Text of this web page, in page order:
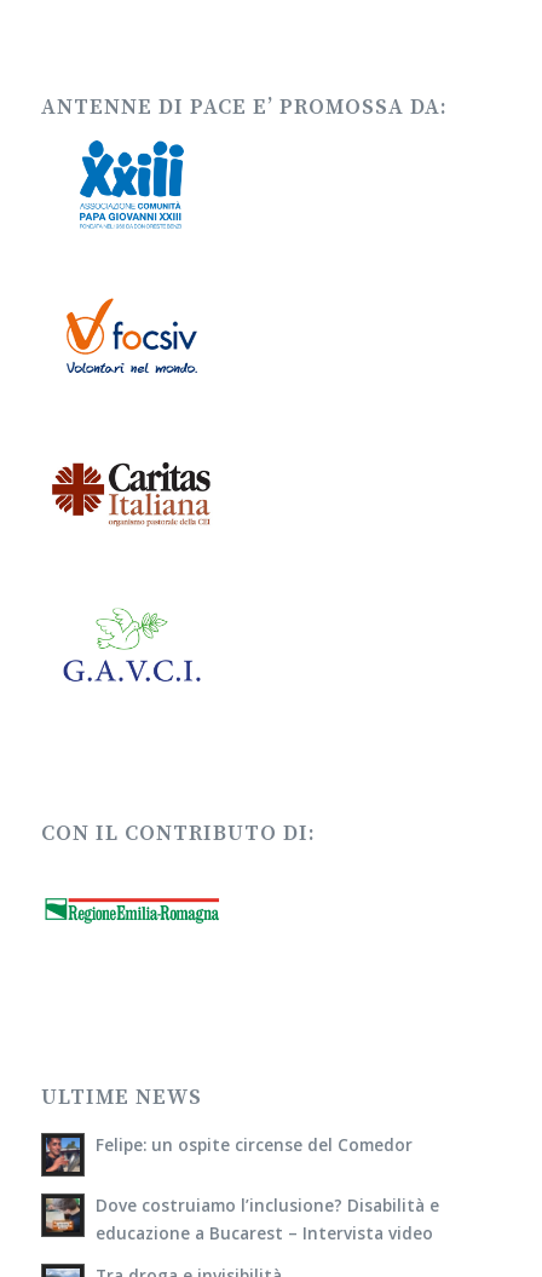
ANTENNE DI PACE E’ PROMOSSA DA:
CON IL CONTRIBUTO DI:
ULTIME NEWS
Felipe: un ospite circense del Comedor
Dove costruiamo l’inclusione? Disabilità e
educazione a Bucarest – Intervista video